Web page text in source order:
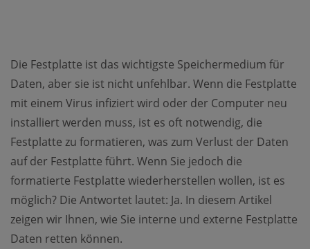
Die Festplatte ist das wichtigste Speichermedium für
Daten, aber sie ist nicht unfehlbar. Wenn die Festplatte
mit einem Virus infiziert wird oder der Computer neu
installiert werden muss, ist es oft notwendig, die
Festplatte zu formatieren, was zum Verlust der Daten
auf der Festplatte führt. Wenn Sie jedoch die
formatierte Festplatte wiederherstellen wollen, ist es
möglich? Die Antwortet lautet: Ja. In diesem Artikel
zeigen wir Ihnen, wie Sie interne und externe Festplatte
Daten retten können.